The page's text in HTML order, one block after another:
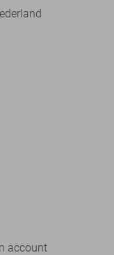
account